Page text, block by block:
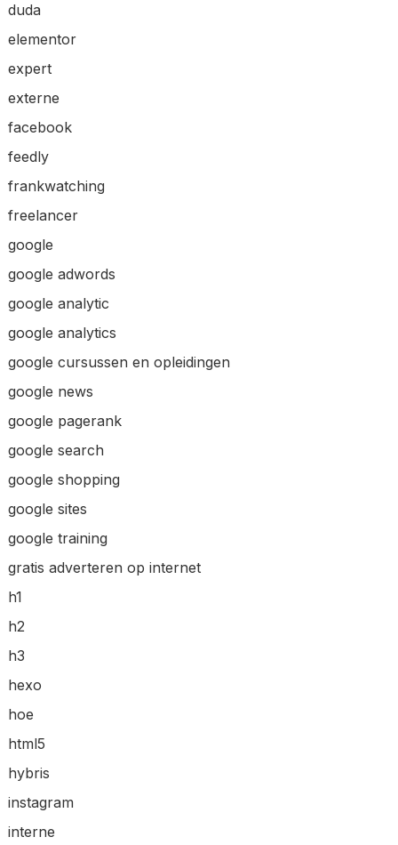
duda
elementor
expert
externe
facebook
feedly
frankwatching
freelancer
google
google adwords
google analytic
google analytics
google cursussen en opleidingen
google news
google pagerank
google search
google shopping
google sites
google training
gratis adverteren op internet
h1
h2
h3
hexo
hoe
html5
hybris
instagram
interne